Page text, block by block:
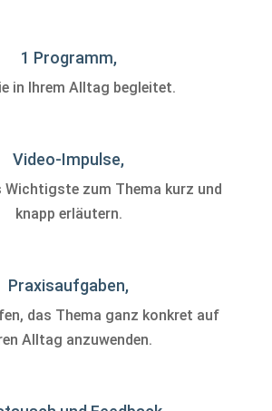
1 Programm,
in Ihrem Alltag begleitet.
Video-Impulse,
Wichtigste zum Thema kurz und
knapp erläutern.
Praxisaufgaben,
das Thema ganz konkret auf
Alltag anzuwenden.